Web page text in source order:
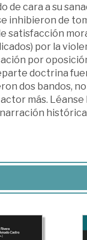
de cara a su
inhibieron de
satisfacción
por la
por
doctrina
dos bandos,
más.
histórica